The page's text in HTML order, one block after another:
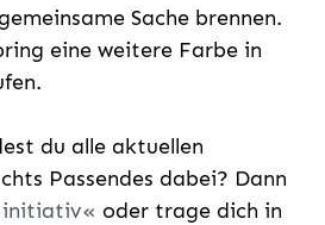
Sache brennen.
eine weitere Farbe in
du alle aktuellen
Passendes dabei? Dann
initiativ
oder trage dich in